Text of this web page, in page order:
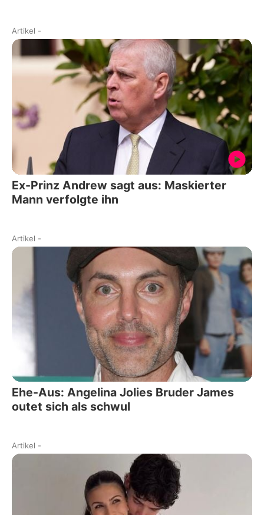
Artikel -
Ex-Prinz Andrew sagt aus: Maskierter
Mann verfolgte ihn
Artikel -
Ehe-Aus: Angelina Jolies Bruder James
outet sich als schwul
Artikel -